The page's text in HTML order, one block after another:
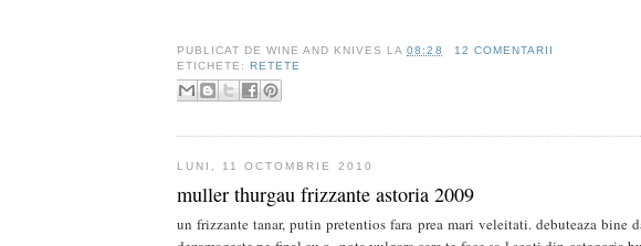
PUBLICAT DEWINE AND KNIVES LA08:28
12 COMENTARII
ETICHETE:RETETE
LUNI, 11 OCTOMBRIE 2010
muller thurgau frizzante astoria 2009
un frizzante tanar, putin pretentios fara prea mari veleitati. debuteaza bine